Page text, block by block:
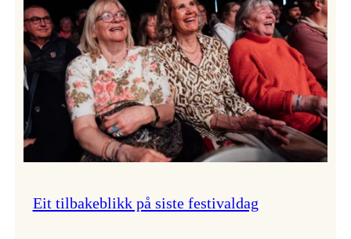
Eit tilbakeblikk på siste festivaldag